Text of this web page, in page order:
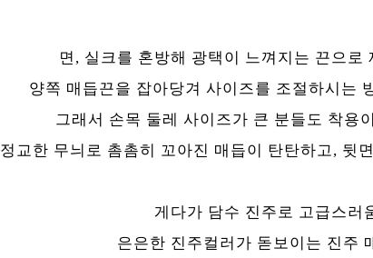
면, 실크를 혼방해 광택이 느껴지는 끈으로
양쪽 매듭끈을 잡아당겨 사이즈를 조절하시는
그래서 손목 둘레 사이즈가 큰 분들도 착용
정교한 무늬로 촘촘히 꼬아진 매듭이 탄탄하고, 뒷
게다가 담수 진주로 고급스러
은은한 진주컬러가 돋보이는 진주